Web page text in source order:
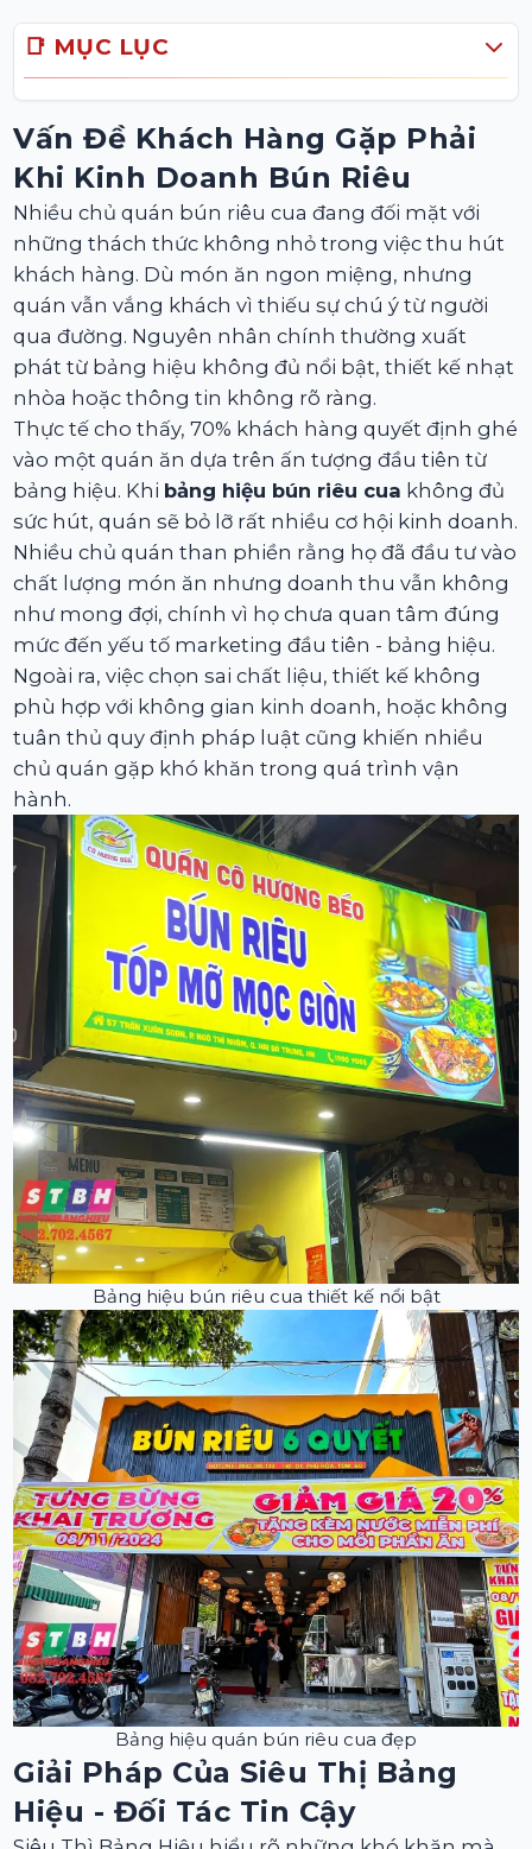
📑 MỤC LỤC
Vấn Đề Khách Hàng Gặp Phải
Khi Kinh Doanh Bún Riêu
Nhiều chủ quán bún riêu cua đang đối mặt với
những thách thức không nhỏ trong việc thu hút
khách hàng. Dù món ăn ngon miệng, nhưng
quán vẫn vắng khách vì thiếu sự chú ý từ người
qua đường. Nguyên nhân chính thường xuất
phát từ bảng hiệu không đủ nổi bật, thiết kế nhạt
nhòa hoặc thông tin không rõ ràng.
Thực tế cho thấy, 70% khách hàng quyết định ghé
vào một quán ăn dựa trên ấn tượng đầu tiên từ
bảng hiệu. Khi bảng hiệu bún riêu cua không đủ
sức hút, quán sẽ bỏ lỡ rất nhiều cơ hội kinh doanh.
Nhiều chủ quán than phiền rằng họ đã đầu tư vào
chất lượng món ăn nhưng doanh thu vẫn không
như mong đợi, chính vì họ chưa quan tâm đúng
mức đến yếu tố marketing đầu tiên - bảng hiệu.
Ngoài ra, việc chọn sai chất liệu, thiết kế không
phù hợp với không gian kinh doanh, hoặc không
tuân thủ quy định pháp luật cũng khiến nhiều
chủ quán gặp khó khăn trong quá trình vận
hành.
Bảng hiệu bún riêu cua thiết kế nổi bật
Bảng hiệu quán bún riêu cua đẹp
Giải Pháp Của Siêu Thị Bảng
Hiệu - Đối Tác Tin Cậy